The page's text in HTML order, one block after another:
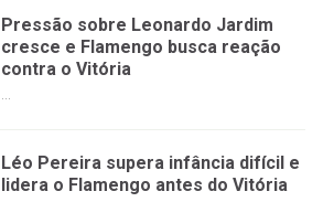
Pressão sobre Leonardo Jardim
cresce e Flamengo busca reação
contra o Vitória
...
Léo Pereira supera infância difícil e
lidera o Flamengo antes do Vitória